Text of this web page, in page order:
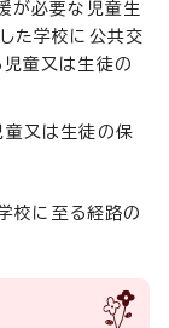
が必要な児童生
た学校に公共交
童又は生徒の
童又は生徒の保
校に至る経路の